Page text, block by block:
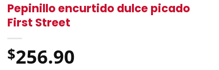
Pepinillo encurtido dulce picado
First Street
$256.90